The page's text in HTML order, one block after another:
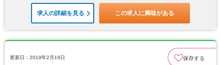
求人の詳細を見る この求人に興味がある
更新日：2019年2月19日 保存する